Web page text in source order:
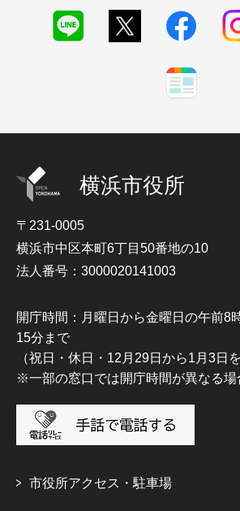
横浜市役所
〒231-0005
横浜市中区本町6丁目50番地の10
法人番号：3000020141003
開庁時間：月曜日から金曜日の午前8
15分まで
（祝日・休日・12月29日から1月3日を
※一部の窓口では開庁時間が異なる場
市役所アクセス・駐車場